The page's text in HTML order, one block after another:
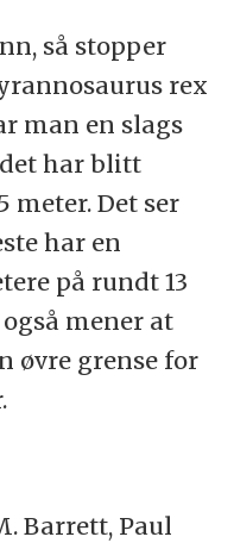
så stopper
rex
man en slags
har blitt
meter. Det ser
har en
på rundt 13
mener at
øvre grense for
Barrett, Paul